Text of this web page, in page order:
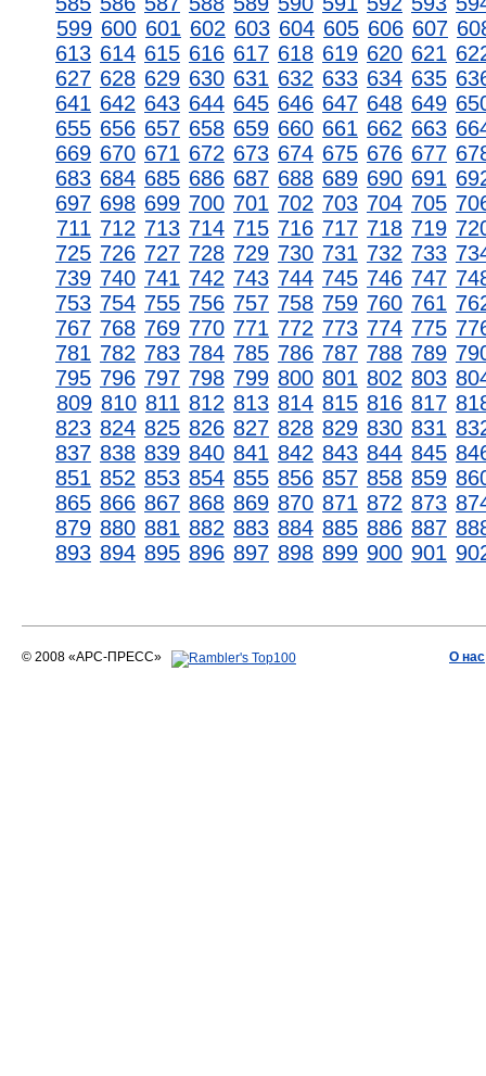
599 600 601 602 603 604 605 606 607
613 614 615 616 617 618 619 620 621
627 628 629 630 631 632 633 634 635
641 642 643 644 645 646 647 648 649
655 656 657 658 659 660 661 662 663
669 670 671 672 673 674 675 676 677
683 684 685 686 687 688 689 690 691
697 698 699 700 701 702 703 704 705
711 712 713 714 715 716 717 718 719
725 726 727 728 729 730 731 732 733
739 740 741 742 743 744 745 746 747
753 754 755 756 757 758 759 760 761
767 768 769 770 771 772 773 774 775
781 782 783 784 785 786 787 788 789
795 796 797 798 799 800 801 802 803
809 810 811 812 813 814 815 816 817
823 824 825 826 827 828 829 830 831
837 838 839 840 841 842 843 844 845
851 852 853 854 855 856 857 858 859
865 866 867 868 869 870 871 872 873
879 880 881 882 883 884 885 886 887
893 894 895 896 897 898 899 900 901
© 2008 «АРС-ПРЕСС» О нас